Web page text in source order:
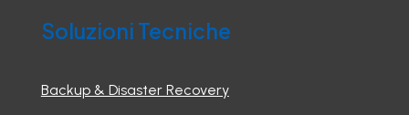
Soluzioni Tecniche
Backup & Disaster Recovery